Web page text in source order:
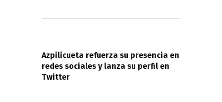
entradas
Azpilicueta refuerza su presencia en
redes sociales y lanza su perfil en
Twitter